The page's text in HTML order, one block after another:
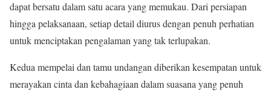
dapat bersatu dalam satu acara yang memukau. Dari persiapan
hingga pelaksanaan, setiap detail diurus dengan penuh perhatian
untuk menciptakan pengalaman yang tak terlupakan.
Kedua mempelai dan tamu undangan diberikan kesempatan untuk
merayakan cinta dan kebahagiaan dalam suasana yang penuh